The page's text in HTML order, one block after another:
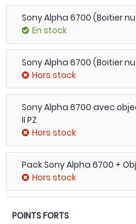
Sony Alpha 6700 (Boitier
En stock
Sony Alpha 6700 (Boitier
Hors stock
Sony Alpha 6700 avec
II PZ
Hors stock
Pack Sony Alpha 6700 +
Hors stock
POINTS FORTS